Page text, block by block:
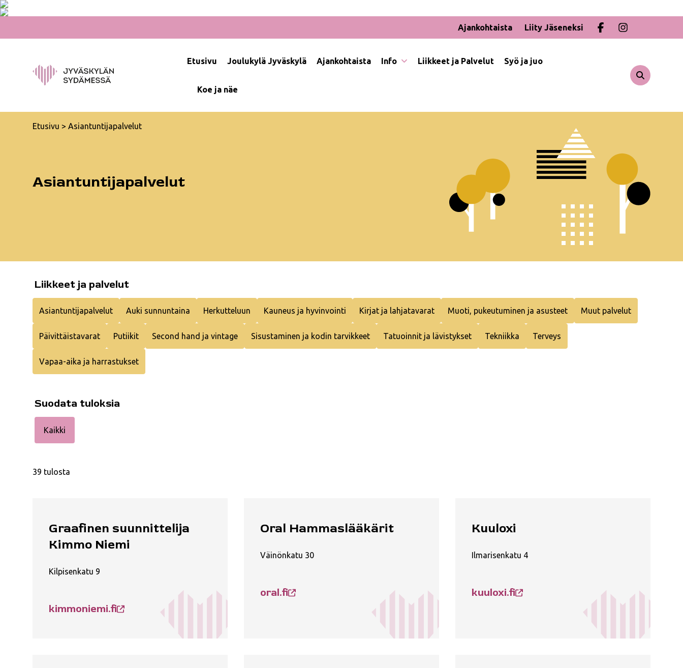
Ajankohtaista
Liity Jäseneksi
Etusivu Joulukylä Jyväskylä Ajankohtaista Info Liikkeet ja Palvelut Syö ja juo
Koe ja näe
Etusivu > Asiantuntijapalvelut
Asiantuntijapalvelut
Liikkeet ja palvelut
Asiantuntijapalvelut Auki sunnuntaina Herkutteluun Kauneus ja hyvinvointi Kirjat ja lahjatavarat Muoti, pukeutuminen ja asusteet Muut palvelut
Päivittäistavarat Putiikit Second hand ja vintage Sisustaminen ja kodin tarvikkeet Tatuoinnit ja lävistykset Tekniikka Terveys
Vapaa-aika ja harrastukset
Suodata tuloksia
Kaikki
39 tulosta
Graafinen suunnittelija
Kimmo Niemi
Kilpisenkatu 9
kimmoniemi.fi
Oral Hammaslääkärit
Väinönkatu 30
oral.fi
Kuuloxi
Ilmarisenkatu 4
kuuloxi.fi